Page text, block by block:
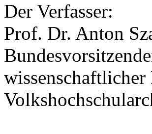
Der Verfasser:
Prof. Dr. Anton